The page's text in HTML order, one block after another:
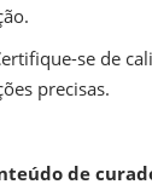
se de
precisas.
de